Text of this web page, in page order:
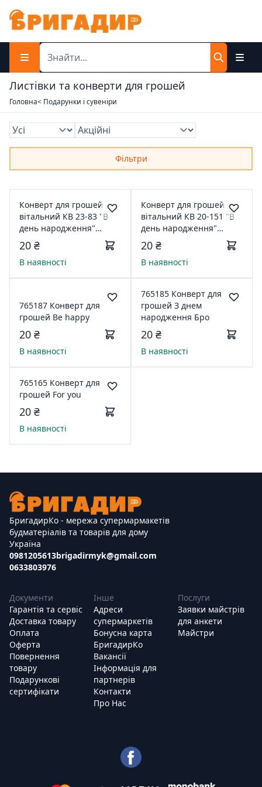
Листівки та конверти для грошей
Головна< Подарунки і сувеніри
Фільтри
Конверт для грошей
вітальний КВ 23-83 "В
день народження"
118481
20 ₴
В наявності
Конверт для грошей
вітальний КВ 20-151 "В
день народження"
116484
20 ₴
В наявності
765187 Конверт для
грошей Be happy
20 ₴
В наявності
765185 Конверт для
грошей З днем
народження Бро
20 ₴
В наявності
765165 Конверт для
грошей For you
20 ₴
В наявності
БригадирКо - мережа супермармакетів
будматеріалів та товарів для дому
Україна
0981205613
0633803976
brigadirmyk@gmail.com
Документи
Гарантія та сервіс
Доставка товару
Оплата
Оферта
Повернення
товару
Подарункові
сертифікати
Інше
Адреси
супермаркетів
Бонусна карта
БригадирКо
Вакансії
Інформація для
партнерів
Контакти
Про Нас
Послуги
Заявки майстрів
для анкети
Майстри